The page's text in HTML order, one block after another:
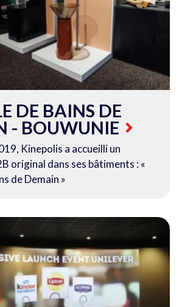
DE BAINS DE
- BOUWUNIE
Kinepolis a accueilli un
original dans ses bâtiments : «
de Demain »